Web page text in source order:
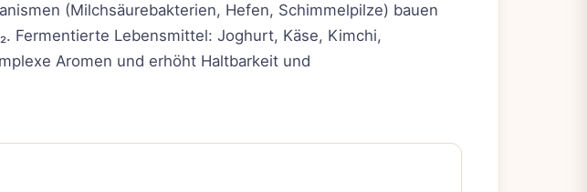
(Milchsäurebakterien, Hefen, Schimmelpilze) bauen
Fermentierte Lebensmittel: Joghurt, Käse, Kimchi,
Aromen und erhöht Haltbarkeit und